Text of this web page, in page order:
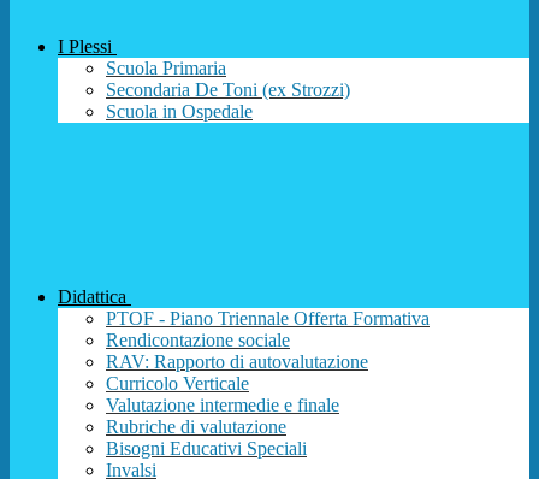
I Plessi
Scuola Primaria
Secondaria De Toni (ex Strozzi)
Scuola in Ospedale
Didattica
PTOF - Piano Triennale Offerta Formativa
Rendicontazione sociale
RAV: Rapporto di autovalutazione
Curricolo Verticale
Valutazione intermedie e finale
Rubriche di valutazione
Bisogni Educativi Speciali
Invalsi